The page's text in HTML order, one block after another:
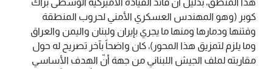
هذا المنطق، بدليل أن قائد القيادة الأميركية الوسطى براك
كوبر (وهو المهندس العسكري الأمني لحروب المنطقة
وفتنها ودمارها ومنها ما يجري بإيران ولبنان واليمن والعراق
وما يلزم لتمزيق هذا المحور)، كان واضحاً بآخر تصريح له حول
مقاربته لملف الجيش اللبناني من جهة أنّ الهدف الأساسي